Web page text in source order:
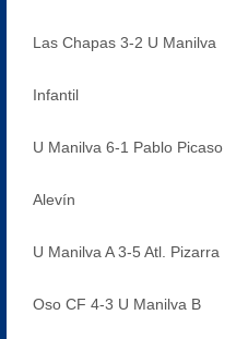
Las Chapas 3-2 U Manilva
Infantil
U Manilva 6-1 Pablo Picaso
Alevín
U Manilva A 3-5 Atl. Pizarra
Oso CF 4-3 U Manilva B